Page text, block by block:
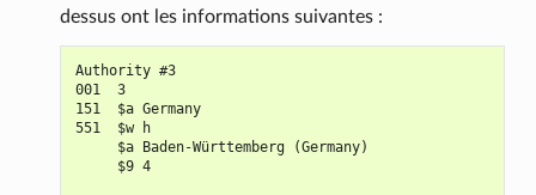
dessus ont les informations suivantes :
Authority #3
001  3
151  $a Germany
551  $w h
     $a Baden-Württemberg (Germany)
     $9 4